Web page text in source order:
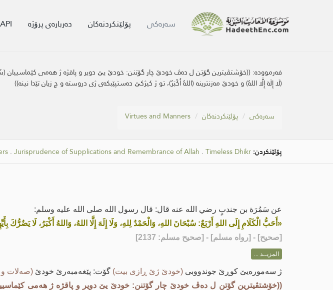
سه‌ره‌كی پۆلێنکردنەکان دەربارەی پرۆژە
فەرموودە: ((خۆشتڤیترین گۆتن ل ده‌ڤ خودێ چار گۆتنن: خودێ یێ دویر و پاقژه‌ ژ هه‌می كێماسییان
(لَا إِلَهَ إِلَّا اللهُ) و خودێ مه‌زنترینه‌ (اللهُ أَكْبَرُ)، تو ژ كیژكێ ده‌ستپێبكه‌ی ژی دروسته‌ و چ زیان تێدا نینه‌))
سه‌ره‌كی پۆلێنکردنەکان Virtues and Manners
پۆلێنکردن: . Jurisprudence of Supplications and Remembrance of Allah . Timeless Dhikr
عن سَمُرَة بن جندبٍ رضي الله عنه قال: قال رسول الله صلى الله عليه وسلم:
«أَحَبُّ الْكَلَامِ إِلَى اللهِ أَرْبَعٌ: سُبْحَانَ اللهِ، وَالْحَمْدُ لِلهِ، وَلَا إِلَهَ إِلَّا اللهُ، وَاللهُ أَكْبَرُ، لَا يَضُرُّكَ
[صحيح] - [رواه مسلم] - [صحيح مسلم: 2137]
المزيــد ...
ژ سه‌موره‌یێ كوڕێ جوندووبی (خودێ ژێ ڕازی بیت) گۆت: پێغەمبەرێ خودێ (صەلات
((خۆشتڤیترین گۆتن ل ده‌ڤ خودێ چار گۆتنن: خودێ یێ دویر و پاقژه‌ ژ هه‌می